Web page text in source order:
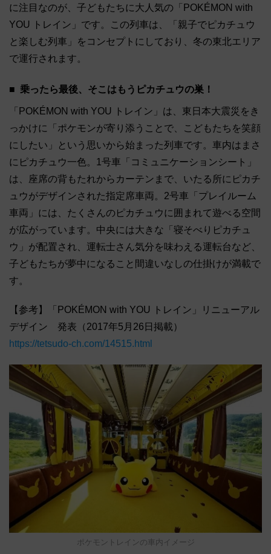
に注目なのが、子どもたちに大人気の「POKÉMON with
YOU トレイン」です。この列車は、「親子でピカチュウ
と楽しむ列車」をコンセプトにしており、冬の東北エリア
で運行されます。
乗ったら最後、そこはもうピカチュウの巣！
「POKÉMON with YOU トレイン」は、東日本大震災をき
っかけに「ポケモンが寄り添うことで、こどもたちを笑顔
にしたい」という思いから始まった列車です。車内はまさ
にピカチュウ一色。1号車「コミュニケーションシート」
は、座席の背もたれからカーテンまで、いたる所にピカチ
ュウがデザインされた指定席車両。2号車「プレイルーム
車両」には、たくさんのピカチュウに囲まれて遊べる空間
が広がっています。中央には大きな「寝そべりピカチュ
ウ」が配置され、運転士さん気分を味わえる運転台など、
子どもたちが夢中になること間違いなしの仕掛けが満載で
す。
【参考】「POKÉMON with YOU トレイン」リニューアル
デザイン 発表（2017年5月26日掲載）
https://tetsudo-ch.com/14515.html
ポケモントレインの車内イメージ